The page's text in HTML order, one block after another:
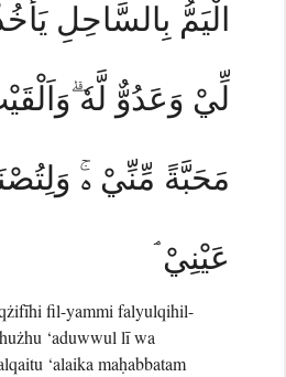
الْيَمُّ بِالسَّاحِلِ
لِّيْ وَعَدُوٌّ لَّهٗ
مَحَبَّةً مِّنِّيْ ەۚ
عَيْنِيْ ۘ
fil-yammi falyulqihil-
‘aduwwul lī wa
‘alaika maḥabbatam